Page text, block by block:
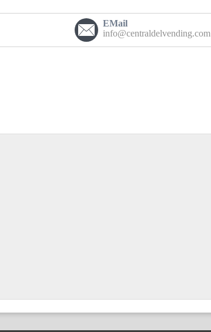
EMail
info@centraldelvending.com